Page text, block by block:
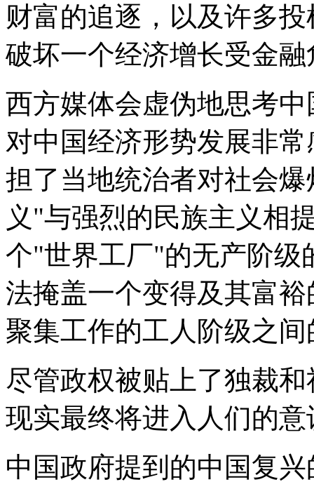
财富的追逐，以及许多
破坏一个经济增长受金
西方媒体会虚伪地思考
对中国经济形势发展非
担了当地统治者对社会
义"与强烈的民族主义相
个"世界工厂"的无产阶级
法掩盖一个变得及其富
聚集工作的工人阶级之
尽管政权被贴上了独裁
现实最终将进入人们的意
中国政府提到的中国复